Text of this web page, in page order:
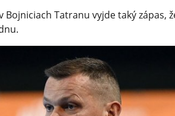
Bojniciach Tatranu vyjde taký zápas,